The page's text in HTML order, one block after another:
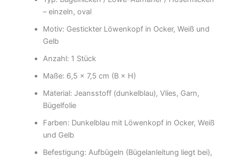
– einzeln, oval
Motiv: Gestickter Löwenkopf in Ocker, Weiß und
Gelb
Anzahl: 1 Stück
Maße: 6,5 × 7,5 cm (B × H)
Material: Jeansstoff (dunkelblau), Vlies, Garn,
Bügelfolie
Farben: Dunkelblau mit Löwenkopf in Ocker, Weiß
und Gelb
Befestigung: Aufbügeln (Bügelanleitung liegt bei),